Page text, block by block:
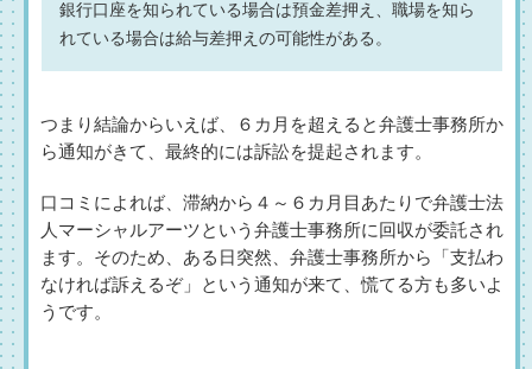
銀行口座を知られている場合は預金差押え、職場を知ら
れている場合は給与差押えの可能性がある。
つまり結論からいえば、６カ月を超えると弁護士事務所か
ら通知がきて、最終的には訴訟を提起されます。
口コミによれば、滞納から４～６カ月目あたりで弁護士法
人マーシャルアーツという弁護士事務所に回収が委託され
ます。そのため、ある日突然、弁護士事務所から「支払わ
なければ訴えるぞ」という通知が来て、慌てる方も多いよ
うです。